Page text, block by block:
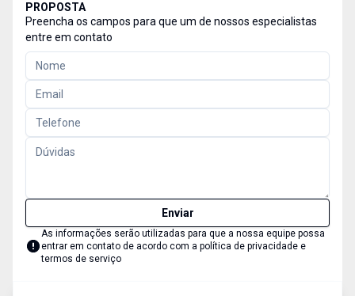
PROPOSTA
Preencha os campos para que um de nossos especialistas
entre em contato
Enviar
As informações serão utilizadas para que a nossa equipe possa
entrar em contato de acordo com a política de privacidade e
termos de serviço